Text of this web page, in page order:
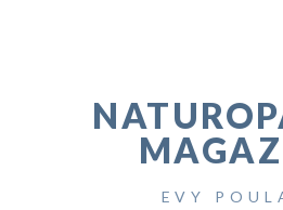
EVY